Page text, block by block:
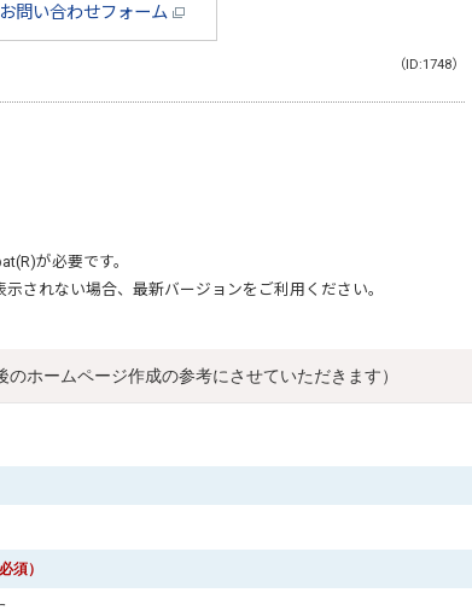
お問い合わせフォーム
（ID:1748）
が必要です。
されない場合、最新バージョンをご利用ください。